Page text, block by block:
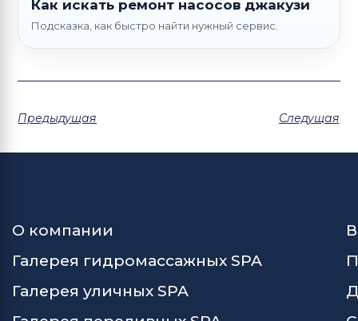
Как искать ремонт насосов джакузи
Подсказка, как быстро найти нужный сервис.
Предыдущая Следущая
О компании
Галерея гидромассажных SPA
Галерея уличных SPA